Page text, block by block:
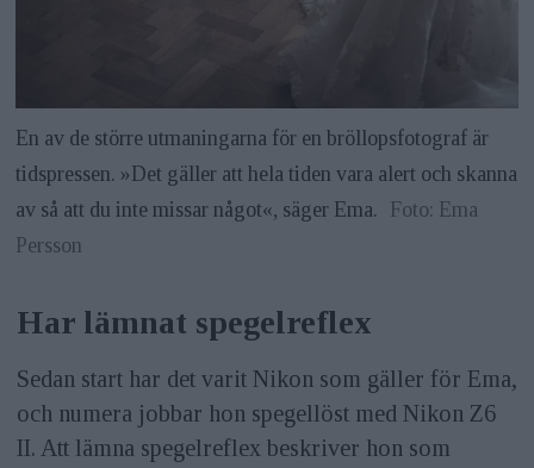
En av de större utmaningarna för en bröllopsfotograf är
tidspressen. »Det gäller att hela tiden vara alert och skanna
av så att du inte missar något«, säger Ema. Foto: Ema
Persson
Har lämnat spegelreflex
Sedan start har det varit Nikon som gäller för Ema,
och numera jobbar hon spegellöst med Nikon Z6
II. Att lämna spegelreflex beskriver hon som